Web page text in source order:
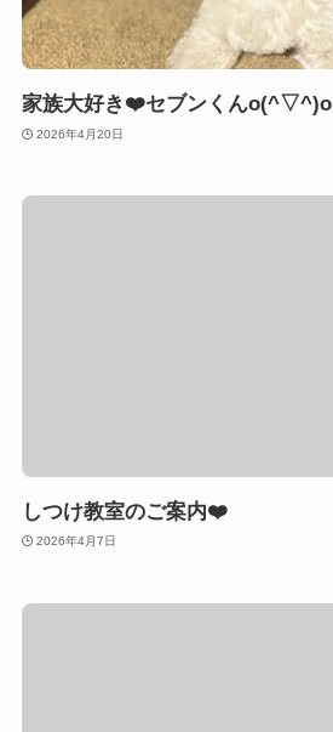
家族大好き❤️セブンくんo(^▽^)o
2026年4月20日
しつけ教室のご案内❤️
2026年4月7日